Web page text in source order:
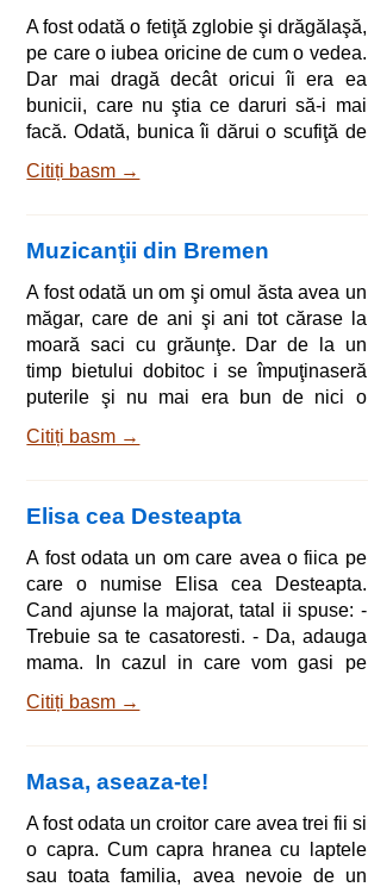
insoteasca si intrecandu-se le cazu
ulciorul pe fundul fantanii. Nestiind ce
sa faca, se t
A fost odată o fetiţă zglobie şi drăgălaşă,
pe care o iubea oricine de cum o vedea.
Dar mai dragă decât oricui îi era ea
bunicii, care nu ştia ce daruri să-i mai
facă. Odată, bunica îi dărui o scufiţă de
bine fetiţei şi nici nu mai voia să poarte
- Scufiţă Roşie, ia bagă-n coşuleţ
bucata asta de cozonac şi sticla asta cu
vin şi du-le bunicii, că e bolnavă şi
slăbită şi bunătăţil
Citiți basm →
Muzicanţii din Bremen
A fost odată un om şi omul ăsta avea un
măgar, care de ani şi ani tot cărase la
moară saci cu grăunţe. Dar de la un
timp bietului dobitoc i se împuţinaseră
puterile şi nu mai era bun de nici o
într-una din zile că n-ar mai avea nici un
vremuri prea bune şi, fără să mai
adaste, îşi luă tălpăşiţa spre oraşul
Bremen. Nu ştiu de unde-i venise-n
gând că acolo s-ar putea face muzicant
Citiți basm →
Elisa cea Desteapta
A fost odata un om care avea o fiica pe
care o numise Elisa cea Desteapta.
Cand ajunse la majorat, tatal ii spuse: -
Trebuie sa te casatoresti. - Da, adauga
mama. In cazul in care vom gasi pe
esti femeie. Veni in acele zile un strain,
exclama tatal. Are o minte limpede cum
nu gasesti la multe. Dupa ce luara
masa, mama spuse: - Elisa, coboara in
pivnita si adu niste bere. Elisa ce
Citiți basm →
Masa, aseaza-te!
A fost odata un croitor care avea trei fii si
o capra. Cum capra hranea cu laptele
sau toata familia, avea nevoie de un